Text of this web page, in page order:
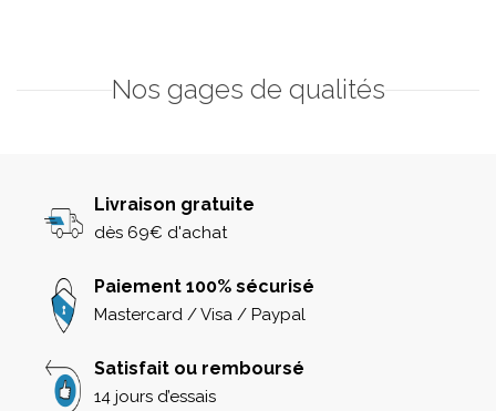
Nos gages de qualités
Livraison gratuite
dès 69€ d'achat
Paiement 100% sécurisé
Mastercard / Visa / Paypal
Satisfait ou remboursé
14 jours d’essais